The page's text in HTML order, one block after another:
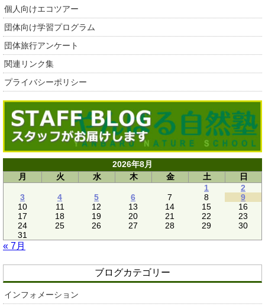
個人向けエコツアー
団体向け学習プログラム
団体旅行アンケート
関連リンク集
プライバシーポリシー
2026年8月
月
火 水 木 金 土
日
1
2
3
4 5 6 7 8
9
10
11 12 13 14 15
16
17
18 19 20 21 22
23
24
25 26 27 28 29
30
31
« 7月
ブログカテゴリー
インフォメーション